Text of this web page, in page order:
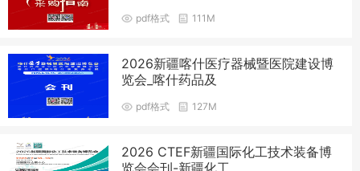
pdf格式 111M
2026新疆喀什医疗器械暨医院建设博
览会_喀什药品及
pdf格式 127M
2026 CTEF新疆国际化工技术装备博
览会会刊-新疆化工